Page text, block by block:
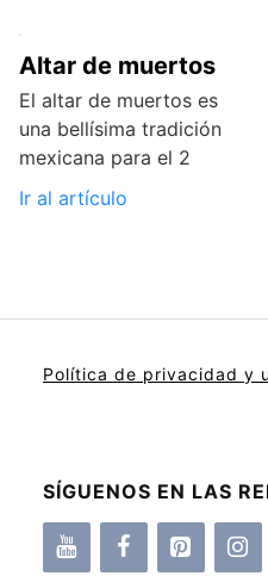
Altar de muertos
El altar de muertos es
una bellísima tradición
mexicana para el 2
Ir al artículo
Política de privacidad y
SÍGUENOS EN LAS